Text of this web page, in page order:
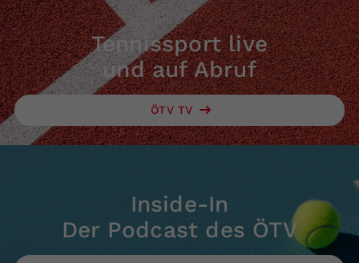
Tennissport live
und auf Abruf
ÖTV TV
Inside-In
Der Podcast des ÖTV